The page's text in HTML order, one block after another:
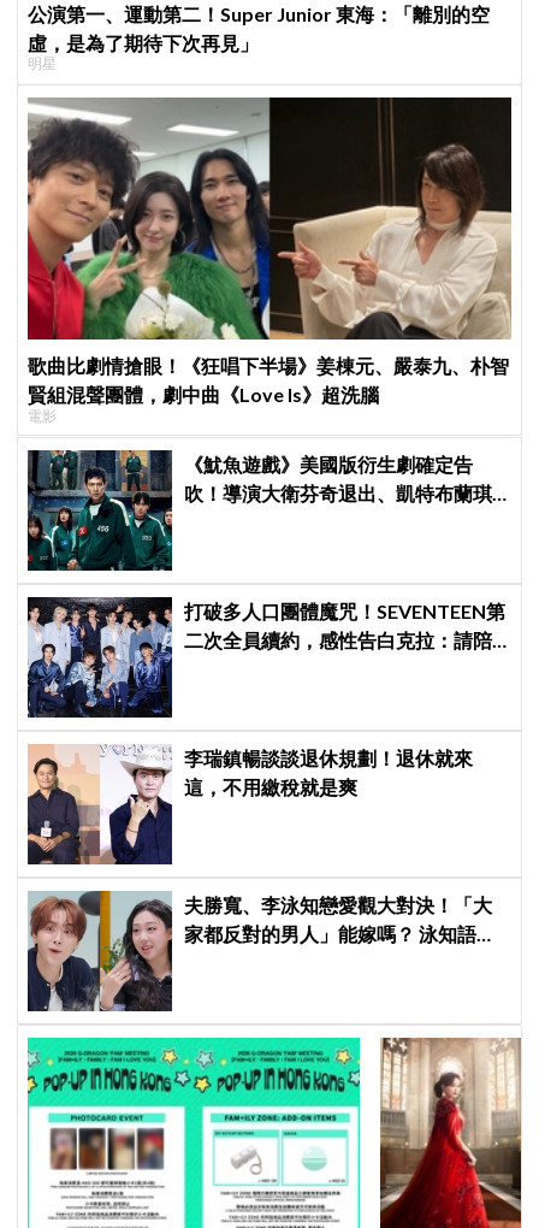
公演第一、運動第二！Super Junior 東海：「離別的空
虛，是為了期待下次再見」
明星
歌曲比劇情搶眼！《狂唱下半場》姜棟元、嚴泰九、朴智
賢組混聲團體，劇中曲《Love Is》超洗腦
電影
《魷魚遊戲》美國版衍生劇確定告
吹！導演大衛芬奇退出、凱特布蘭琪
打破多人口團體魔咒！SEVENTEEN第
二次全員續約，感性告白克拉：請陪
李瑞鎮暢談談退休規劃！退休就來
這，不用繳稅就是爽
夫勝寬、李泳知戀愛觀大對決！「大
家都反對的男人」能嫁嗎？ 泳知語出